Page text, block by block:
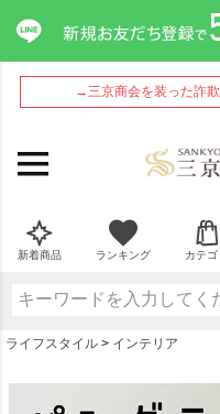
→三京商会を装った詐
新着商品 ランキング カテゴ
ライフスタイル インテリア